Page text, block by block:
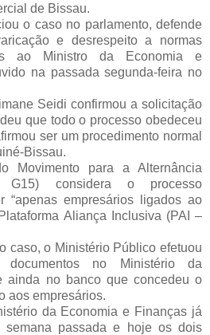
de Bissau.
o caso no parlamento, defende
e desrespeito a normas
ao Ministro da Economia e
na passada segunda-feira no
Seidi confirmou a solicitação
que todo o processo obedeceu
ser um procedimento normal
Bissau.
Movimento para a Alternância
G15) considera o processo
“apenas empresários ligados ao
Aliança Inclusiva (PAI –
caso, o Ministério Público efetuou
documentos no Ministério da
ainda no banco que concedeu o
aos empresários.
da Economia e Finanças já
semana passada e hoje os dois